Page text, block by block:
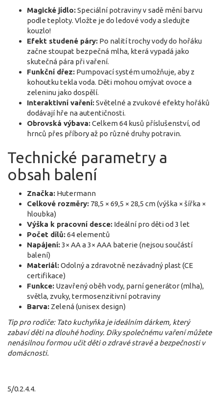
Magické jídlo:Speciální potraviny v sadě mění barvu
podle teploty. Vložte je do ledové vody a sledujte
kouzlo!
Efekt studené páry: Po nalití trochy vody do hořáku
začne stoupat bezpečná mlha, která vypadá jako
skutečná pára při vaření.
Funkční dřez: Pumpovací systém umožňuje, aby z
kohoutku tekla voda. Děti mohou omývat ovoce a
zeleninu jako dospělí.
Interaktivní vaření:Světelné a zvukové efekty hořáků
dodávají hře na autentičnosti.
Obrovská výbava:Celkem 64 kusů příslušenství, od
hrnců přes příbory až po různé druhy potravin.
Technické parametry a
obsah balení
Značka: Hutermann
Celkové rozměry: 78,5 × 69,5 × 28,5 cm (výška × šířka ×
hloubka)
Výška k pracovní desce: Ideální pro děti od 3 let
Počet dílů:64 elementů
Napájení:3× AA a 3× AAA baterie (nejsou součástí
balení)
Materiál:Odolný a zdravotně nezávadný plast (CE
certifikace)
Funkce: Uzavřený oběh vody, parní generátor (mlha),
světla, zvuky, termosenzitivní potraviny
Barva: Zelená (unisex design)
Tip pro rodiče: Tato kuchyňka je ideálním dárkem, který
zabaví děti na dlouhé hodiny. Díky společnému vaření můžete
nenásilnou formou učit děti o zdravé stravě a bezpečnosti v
domácnosti.
5/0.2.4.4.